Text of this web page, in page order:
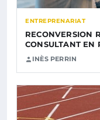
ENTREPRENARIAT
RECONVERSION
CONSULTANT EN
INÈS PERRIN